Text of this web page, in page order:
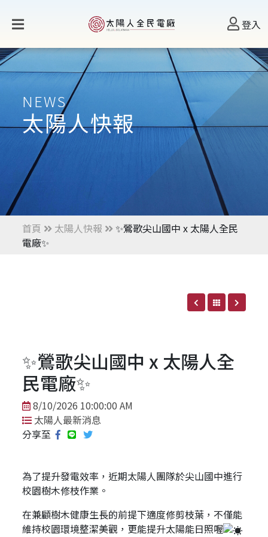
登入
NEWS
太陽人快報
首頁 太陽人快報
✨鶯歌尖山國中 x 太陽人全民
電廠✨
✨鶯歌尖山國中 x 太陽人全
民電廠✨
8/10/2026 10:00:00 AM
太陽人最新消息
分享至
為了提升發電效率，近期太陽人團隊於尖山國中進行
校園樹木修枝作業。
在兼顧樹木健康生長的前提下適度修剪枝葉，不僅能
維持校園環境整潔美觀，更能提升太陽能日照喔